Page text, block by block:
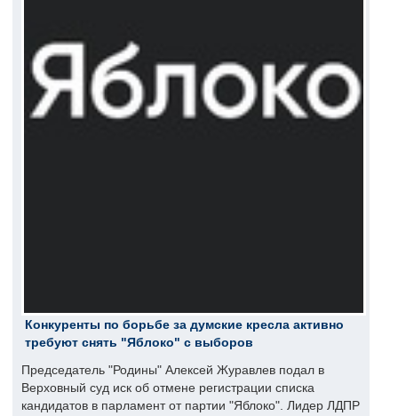
Конкуренты по борьбе за думские кресла активно
требуют снять "Яблоко" с выборов
Председатель "Родины" Алексей Журавлев подал в
Верховный суд иск об отмене регистрации списка
кандидатов в парламент от партии "Яблоко". Лидер ЛДПР